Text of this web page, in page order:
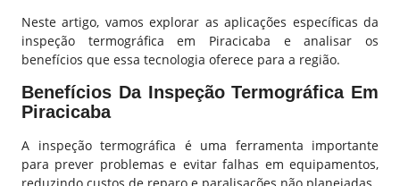
Neste artigo, vamos explorar as aplicações específicas da
inspeção termográfica em Piracicaba e analisar os
benefícios que essa tecnologia oferece para a região.
Benefícios Da Inspeção Termográfica Em
Piracicaba
A inspeção termográfica é uma ferramenta importante
para prever problemas e evitar falhas em equipamentos,
reduzindo custos de reparo e paralisações não planejadas.